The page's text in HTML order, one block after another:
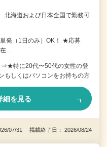
海道および日本全国で勤務可
発（1日のみ）OK！ ★応募
在…
⇒★特に20代〜50代の女性の登
しくはパソコンをお持ちの方
細を見る
07/31 掲載終了日： 2026/08/24